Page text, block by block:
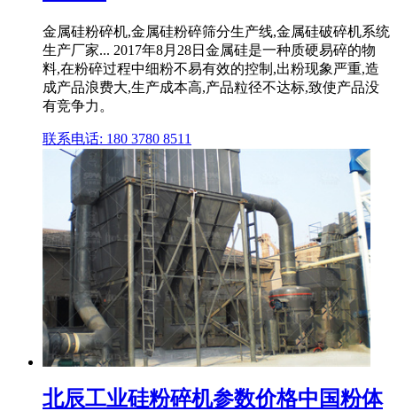
金属硅粉碎机,金属硅粉碎筛分生产线,金属硅破碎机系统
生产厂家... 2017年8月28日金属硅是一种质硬易碎的物
料,在粉碎过程中细粉不易有效的控制,出粉现象严重,造
成产品浪费大,生产成本高,产品粒径不达标,致使产品没
有竞争力。
联系电话: 180 3780 8511
北辰工业硅粉碎机参数价格中国粉体